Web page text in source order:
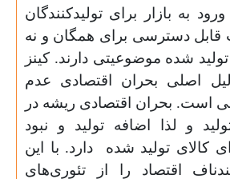
به بازار برای تولیدکنندگان
قابل دسترسی برای همگان و نه
شده موضوعیتی دارند. کینز
اصلی بحران اقتصادی عدم
است. بحران اقتصادی ریشه در
و لذا اضافه تولید و نبود
کالای تولید شده ‌ د‌ارد. با این
اقتصاد را از تئوری‌های